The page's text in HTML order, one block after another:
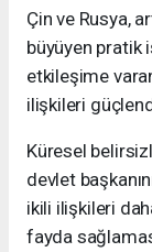
Çin ve Rusya,
büyüyen pratik
etkileşime
ilişkileri
Küresel
devlet
ikili ilişkileri
fayda